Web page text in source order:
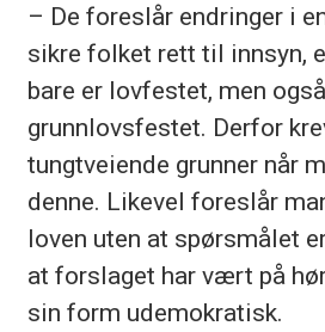
– De foreslår endringer i
sikre folket rett til innsyn,
bare er lovfestet, men også
grunnlovsfestet. Derfor
tungtveiende grunner når
denne. Likevel foreslår
loven uten at spørsmålet
at forslaget har vært på
sin form udemokratisk.